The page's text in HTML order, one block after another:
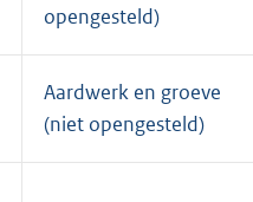
opengesteld)
Aardwerk en groeve
(niet opengesteld)